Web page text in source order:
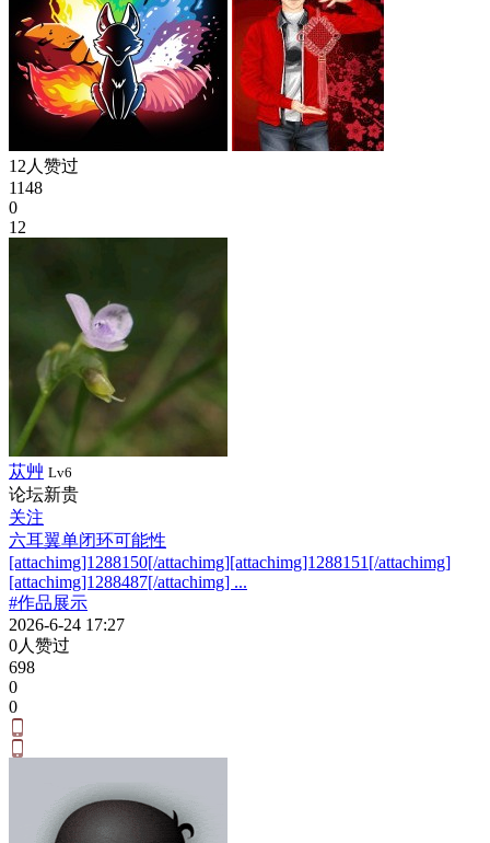
12人赞过
1148
0
12
苁艸 Lv6
论坛新贵
关注
六耳翼单闭环可能性
[attachimg]1288150[/attachimg][attachimg]1288151[/attachimg]
[attachimg]1288487[/attachimg] ...
#作品展示
2026-6-24 17:27
0人赞过
698
0
0